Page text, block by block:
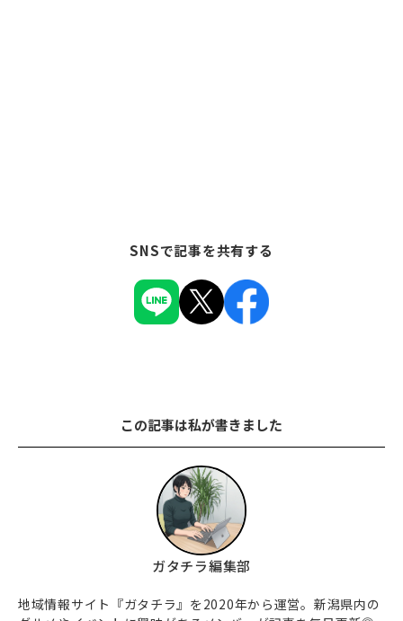
SNSで記事を共有する
この記事は私が書きました
ガタチラ編集部
地域情報サイト『ガタチラ』を2020年から運営。新潟県内の